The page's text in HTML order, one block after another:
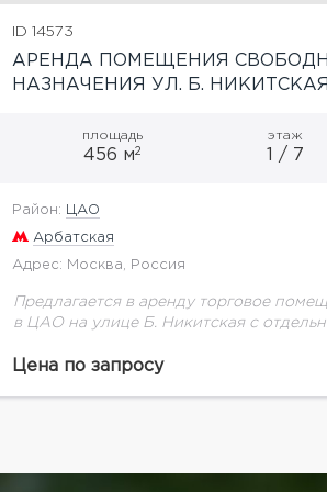
ID 14573
АРЕНДА ПОМЕЩЕНИЯ
НАЗНАЧЕНИЯ УЛ. Б. НИКИТСКАЯ
площадь
456 м2
этаж
1 / 7
Район: ЦАО
Арбатская
Адрес: Москва, Россия
Предлагается в аренду торговое
в ЦАО на улице Б. Никитская с
пандусом. Площадь помещения 456,9
Цена по запросу